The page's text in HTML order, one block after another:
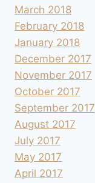
March 2018
February 2018
January 2018
December 2017
November 2017
October 2017
September 2017
August 2017
July 2017
May 2017
April 2017